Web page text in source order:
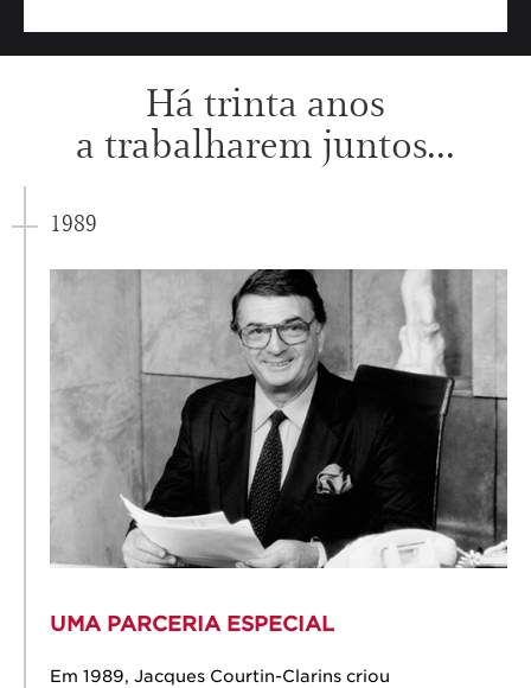
Há trinta anos
a trabalharem juntos...
1989
UMA PARCERIA ESPECIAL
Em 1989, Jacques Courtin-Clarins criou